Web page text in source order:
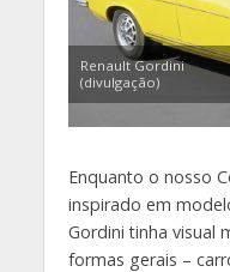
Renault Gordini
(divulgação)
Enquanto o nosso
inspirado em
Gordini tinha visual
formas gerais –